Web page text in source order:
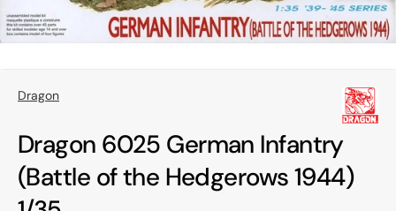
Dragon
Dragon 6025 German Infantry
(Battle of the Hedgerows 1944)